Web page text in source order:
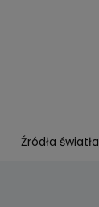
Źródła światła